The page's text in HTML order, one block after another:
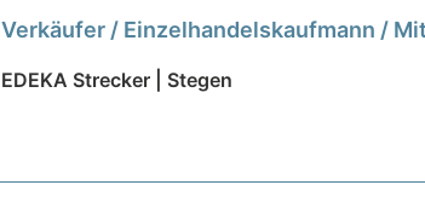
Verkäufer / Einzelhandelskaufmann /
EDEKA Strecker | Stegen